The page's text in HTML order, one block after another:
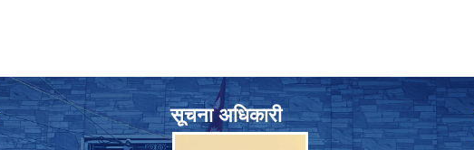
सूचना अधिकारी